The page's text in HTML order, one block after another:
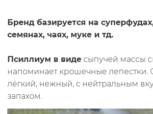
Бренд базируется на
семянах, чаях, муке и тд.
Псиллиум в виде сыпучей массы
напоминает крошечные лепестки.
лёгкий, нежный, с нейтральным
запахом.